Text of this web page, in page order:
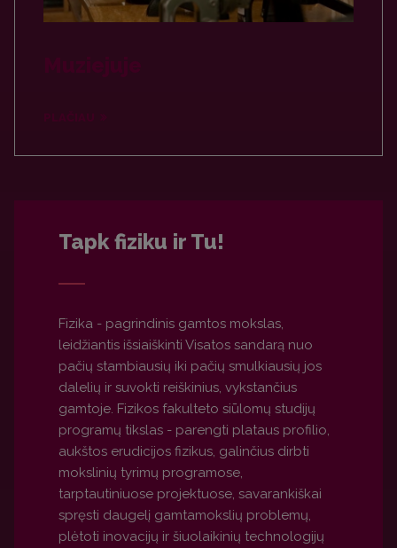
Tapk fiziku ir Tu!
Fizika - pagrindinis gamtos mokslas,
leidžiantis išsiaiškinti Visatos sandarą nuo
pačių stambiausių iki pačių smulkiausių jos
dalelių ir suvokti reiškinius, vykstančius
gamtoje. Fizikos fakulteto siūlomų studijų
programų tikslas - parengti plataus profilio,
aukštos erudicijos fizikus, galinčius dirbti
mokslinių tyrimų programose,
tarptautiniuose projektuose, savarankiškai
spręsti daugelį gamtamokslių problemų,
plėtoti inovacijų ir šiuolaikinių technologijų